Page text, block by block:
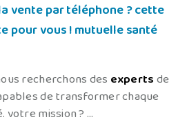
vente par téléphone ? cette
pour vous ! mutuelle santé
recherchons des expertsde
de transformer chaque
mission ? ...